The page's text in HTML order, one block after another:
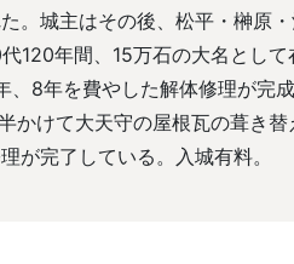
。城主はその後、松平・榊原
120年間、15万石の大名として
8年を費やした解体修理が完
かけて大天守の屋根瓦の葺き
が完了している。入城有料。